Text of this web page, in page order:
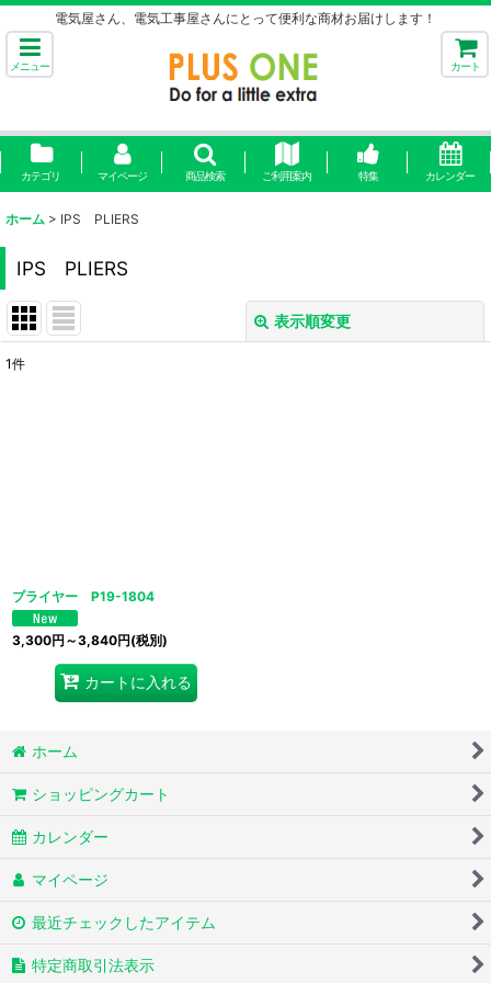
電気屋さん、電気工事屋さんにとって便利な商材お届けします！
メニュー カート
カテゴリ マイページ 商品検索 ご利用案内 特集 カレンダー
ホーム > IPS PLIERS
IPS PLIERS
表示順変更
1件
プライヤー P19-1804
3,300円 ～3,840円(税別)
カートに入れる
ホーム
ショッピングカート
カレンダー
マイページ
最近チェックしたアイテム
特定商取引法表示